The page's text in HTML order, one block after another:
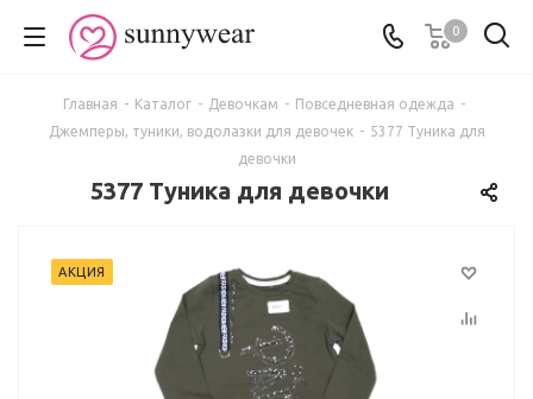
0
Главная - Каталог - Девочкам - Повседневная одежда -
Джемперы, туники, водолазки для девочек - 5377 Туника для
девочки
5377 Туника для девочки
АКЦИЯ